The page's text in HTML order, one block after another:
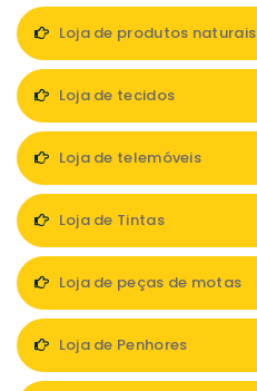
Loja de produtos naturais
Loja de tecidos
Loja de telemóveis
Loja de Tintas
Loja de peças de motas
Loja de Penhores